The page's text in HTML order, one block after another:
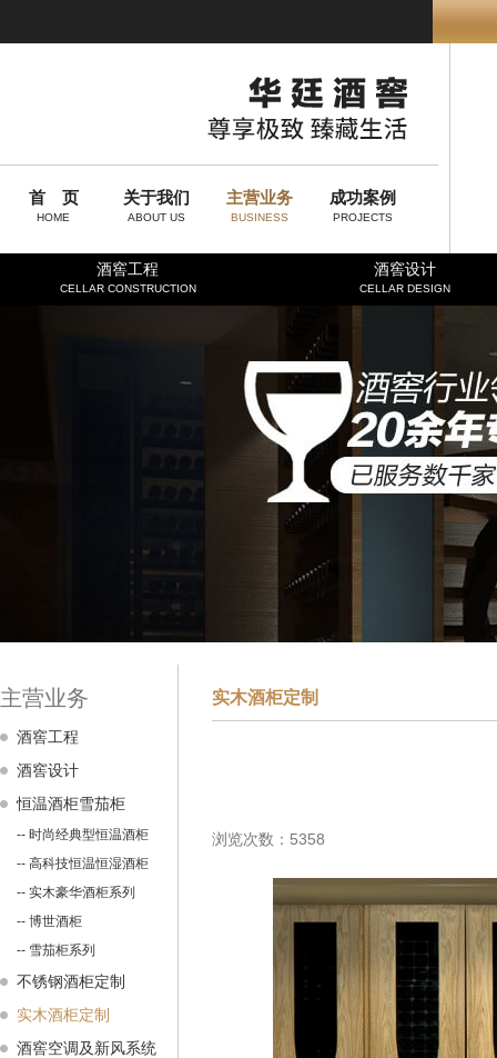
首 页
HOME
关于我们
ABOUT US
主营业务
BUSINESS
成功案例
PROJECTS
酒窖工程
CELLAR CONSTRUCTION
酒窖设计
CELLAR DESIGN
主营业务
酒窖工程
酒窖设计
恒温酒柜雪茄柜
-- 时尚经典型恒温酒柜
-- 高科技恒温恒湿酒柜
-- 实木豪华酒柜系列
-- 博世酒柜
-- 雪茄柜系列
不锈钢酒柜定制
实木酒柜定制
酒窖空调及新风系统
实木酒柜定制
浏览次数：5358